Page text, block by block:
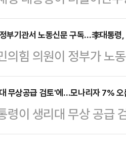
단식 …
회 관련 안건을 상정할
이 후보자가 청문위원
번째는 ‘자료 제출 미
는 열리지…
로 지정하고 추가 진상
되면서 사건 발생 2년
전면 재수사에도 속
무총리 주재로 열린 국
법상 테러로 지정하는
제정 이후 정부 차원에
이다.총리실은…
부기관서 노동신문 구독…李대통령
의힘 의원이 정부가 노
한 이재명 대통령을 향
관당 연 190만원씩의
넘는 국민혈세가 지출
했다.김기현 의원은
무상공급 검토'에…모나리자 7%
령이 생리대 무상 공급
다.한국거래소에 따르